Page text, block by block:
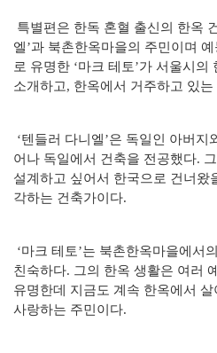
특별편은 한독 혼혈 출신의 한옥
엘’과 북촌한옥마을의 주민이며
로 유명한 ‘마크 테토’가 서울시
소개하고, 한옥에서 거주하고 있
‘텐들러 다니엘’은 독일인 아버지
어나 독일에서 건축을 전공했다.
설계하고 싶어서 한국으로 건너왔
각하는 건축가이다.
‘마크 테토’는 북촌한옥마을에서
친숙하다. 그의 한옥 생활은 여러
유명한데 지금도 계속 한옥에서
사랑하는 주민이다.